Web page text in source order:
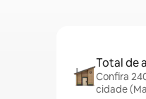
Total de
Confira
cidade